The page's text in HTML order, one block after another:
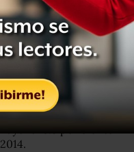
ciento de los
completos de
nivel de
por ciento.
(aquella que declaró
trabajar más
por ciento de la
al 8.3 por ciento